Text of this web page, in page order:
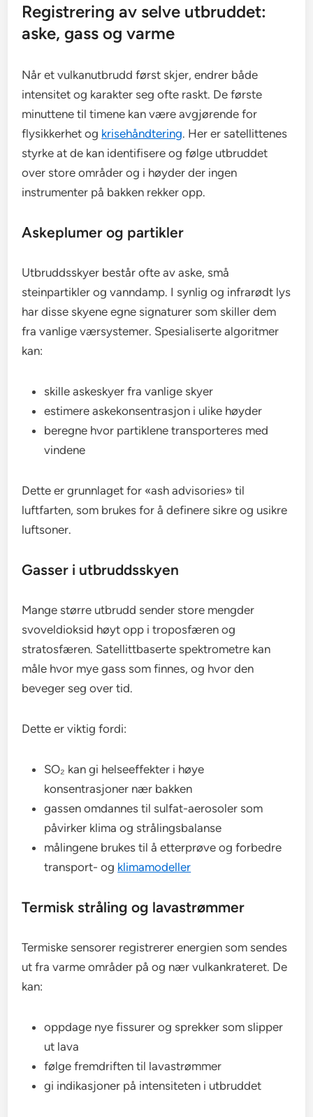
Registrering av selve utbruddet:
aske, gass og varme
Når et vulkanutbrudd først skjer, endrer både
intensitet og karakter seg ofte raskt. De første
minuttene til timene kan være avgjørende for
flysikkerhet og krisehåndtering. Her er satellittenes
styrke at de kan identifisere og følge utbruddet
over store områder og i høyder der ingen
instrumenter på bakken rekker opp.
Askeplumer og partikler
Utbruddsskyer består ofte av aske, små
steinpartikler og vanndamp. I synlig og infrarødt lys
har disse skyene egne signaturer som skiller dem
fra vanlige værsystemer. Spesialiserte algoritmer
kan:
skille askeskyer fra vanlige skyer
estimere askekonsentrasjon i ulike høyder
beregne hvor partiklene transporteres med
vindene
Dette er grunnlaget for «ash advisories» til
luftfarten, som brukes for å definere sikre og usikre
luftsoner.
Gasser i utbruddsskyen
Mange større utbrudd sender store mengder
svoveldioksid høyt opp i troposfæren og
stratosfæren. Satellittbaserte spektrometre kan
måle hvor mye gass som finnes, og hvor den
beveger seg over tid.
Dette er viktig fordi:
SO₂ kan gi helseeffekter i høye
konsentrasjoner nær bakken
gassen omdannes til sulfat-aerosoler som
påvirker klima og strålingsbalanse
målingene brukes til å etterprøve og forbedre
transport- og klimamodeller
Termisk stråling og lavastrømmer
Termiske sensorer registrerer energien som sendes
ut fra varme områder på og nær vulkankrateret. De
kan:
oppdage nye fissurer og sprekker som slipper
ut lava
følge fremdriften til lavastrømmer
gi indikasjoner på intensiteten i utbruddet